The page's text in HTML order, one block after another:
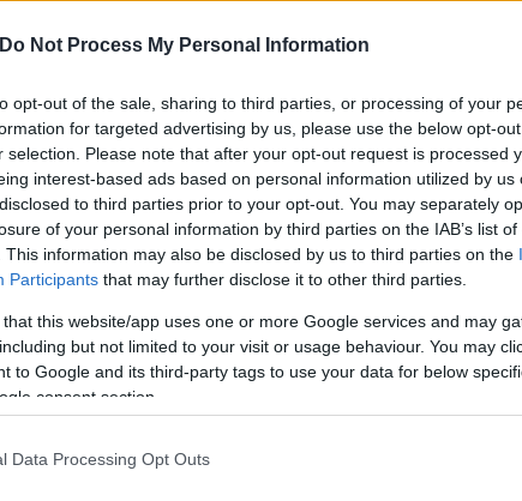
Do Not Process My Personal Information
opt-out of the sale, sharing to third parties, or processing of your
for targeted advertising by us, please use the below opt-
selection. Please note that after your opt-out request is processed
interest-based ads based on personal information utilized by us
to third parties prior to your opt-out. You may separately
of your personal information by third parties on the IAB’s list
This information may also be disclosed by us to third parties on the
Participants that may further disclose it to other third parties.
that this website/app uses one or more Google services and may
but not limited to your visit or usage behaviour. You may
to Google and its third-party tags to use your data for below
consent section.
Data Processing Opt Outs
Αγγελική
βάση του αετού έξω
Μαρία
Ευσταθίου
θεατές που έχουν